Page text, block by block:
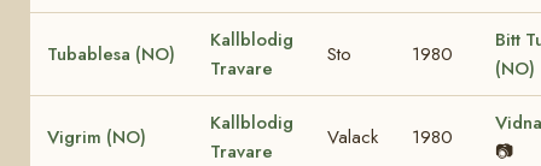
Tubablesa (NO)
Kallblodig
Travare
Sto 1980
Bitt
(NO)
Vigrim (NO)
Kallblodig
Travare
Valack 1980
📷